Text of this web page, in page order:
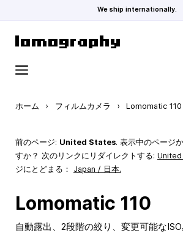
We ship internationally.
ホーム › フィルムカメラ › Lomomatic 110
前のページ: United States. 表示中のページ
すか？ 次のリンクにリダイレクトする:
ジにとどまる： Japan / 日本.
Lomomatic 110
自動露出、2段階の絞り、変更可能な